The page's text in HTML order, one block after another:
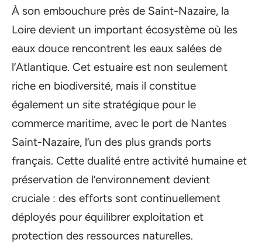
À son embouchure près de Saint-Nazaire, la
Loire devient un important écosystème où les
eaux douce rencontrent les eaux salées de
l’Atlantique. Cet estuaire est non seulement
riche en biodiversité, mais il constitue
également un site stratégique pour le
commerce maritime, avec le port de Nantes
Saint-Nazaire, l’un des plus grands ports
français. Cette dualité entre activité humaine et
préservation de l’environnement devient
cruciale : des efforts sont continuellement
déployés pour équilibrer exploitation et
protection des ressources naturelles.